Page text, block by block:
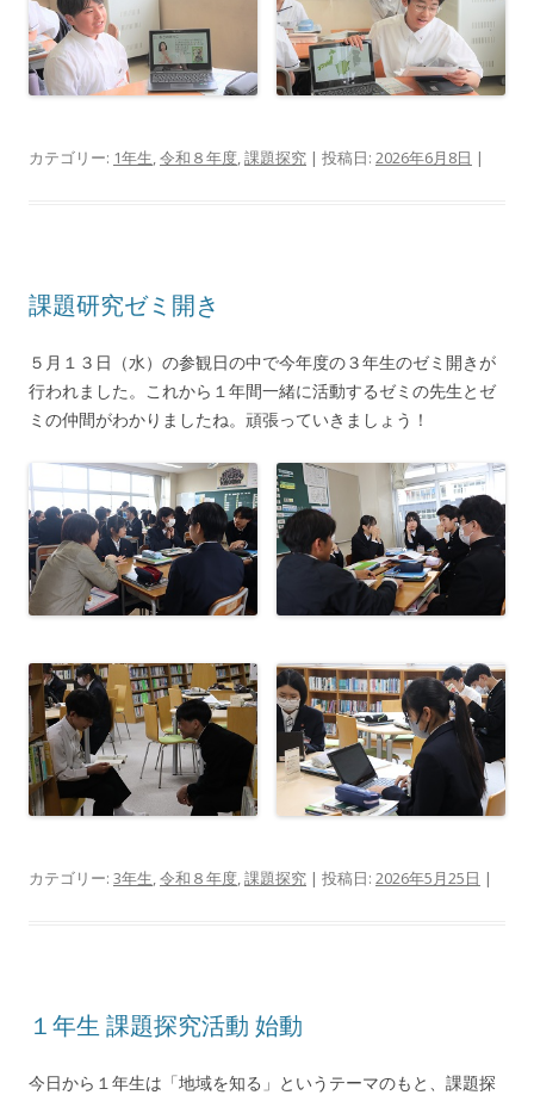
カテゴリー: 1年生,令和８年度,課題探究 | 投稿日: 2026年6月8日 |
課題研究ゼミ開き
５月１３日（水）の参観日の中で今年度の３年生のゼミ開きが
行われました。これから１年間一緒に活動するゼミの先生とゼ
ミの仲間がわかりましたね。頑張っていきましょう！
カテゴリー: 3年生,令和８年度,課題探究 | 投稿日: 2026年5月25日 |
１年生 課題探究活動 始動
今日から１年生は「地域を知る」というテーマのもと、課題探